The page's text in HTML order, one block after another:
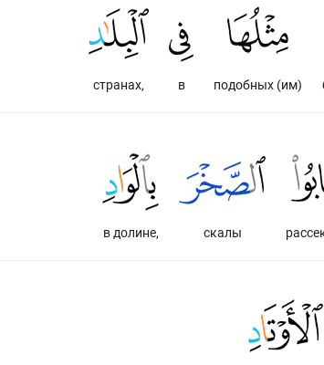
подобных (им)
в
странах,
скалы
в долине,